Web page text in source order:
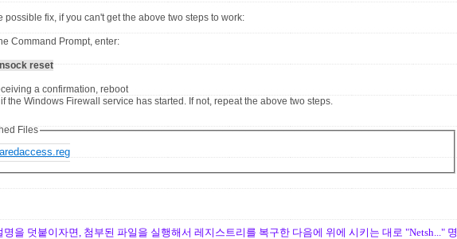
possible fix, if you can't get the above two steps to work:
Command Prompt, enter:
reset
a confirmation, reboot
the Windows Firewall service has started. If not, repeat the above two steps.
Files
명을 덧붙이자면, 첨부된 파일을 실행해서 레지스트리를 복구한 다음에 위에 시키는 대로 "Netsh..." 명